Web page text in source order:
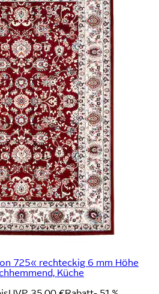
725« rechteckig 6 mm Höhe
Küche